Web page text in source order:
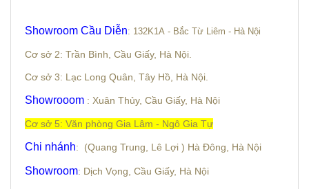
Showroom Cầu Diễn: 132K1A - Bắc Từ Liêm - Hà Nội
Cơ sở 2: Trần Bình, Cầu Giấy, Hà Nội.
Cơ sở 3: Lạc Long Quân, Tây Hồ, Hà Nội.
Showrooom : Xuân Thủy, Cầu Giấy, Hà Nội
Cơ sở 5: Văn phòng Gia Lâm - Ngô Gia Tự
Chi nhánh: (Quang Trung, Lê Lợi ) Hà Đông, Hà Nội
Showroom: Dịch Vọng, Cầu Giấy, Hà Nội